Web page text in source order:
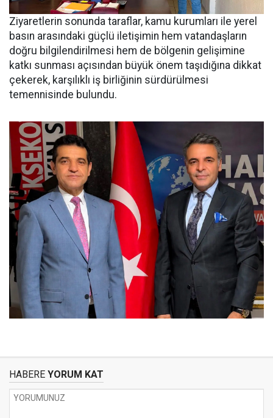
Ziyaretlerin sonunda taraflar, kamu kurumları ile yerel
basın arasındaki güçlü iletişimin hem vatandaşların
doğru bilgilendirilmesi hem de bölgenin gelişimine
katkı sunması açısından büyük önem taşıdığına dikkat
çekerek, karşılıklı iş birliğinin sürdürülmesi
temennisinde bulundu.
HABERE YORUM KAT